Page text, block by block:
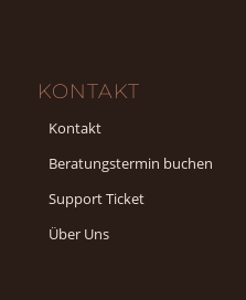
KONTAKT
Kontakt
Beratungstermin buchen
Support Ticket
Über Uns